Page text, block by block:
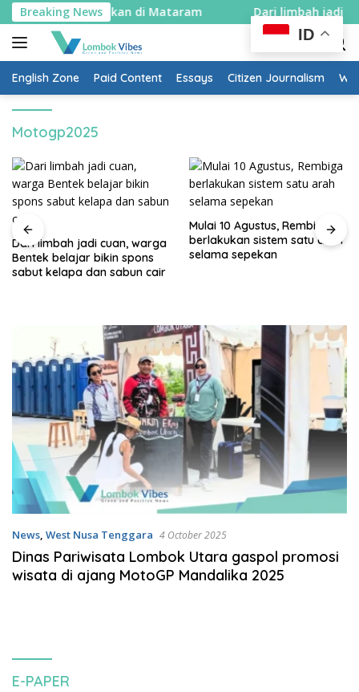
Skip
to
content
Breaking News
dibagikan di Mataram Dari limbah jadi cuan,
English Zone Paid Content Essays Citizen Journalism
Motogp2025
Dari limbah jadi cuan, warga
Bentek belajar bikin spons
sabut kelapa dan sabun cair
Mulai 10 Agustus, Rembiga
berlakukan sistem satu arah
selama sepekan
News, West Nusa Tenggara 4 October 2025
Dinas Pariwisata Lombok Utara gaspol promosi
wisata di ajang MotoGP Mandalika 2025
E-PAPER
ID